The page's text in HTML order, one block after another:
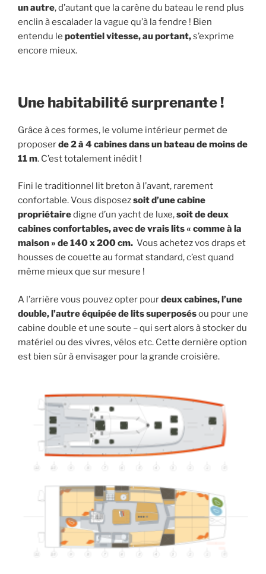
un autre, d’autant que la carène du bateau le rend plus
enclin à escalader la vague qu’à la fendre ! Bien
entendu le potentiel vitesse,au portant,s’exprime
encore mieux.
Une habitabilité surprenante !
Grâce à ces formes, le volume intérieur permet de
proposerde 2 à 4 cabines dans un bateau de moins de
11 m. C’est totalement inédit !
Fini le traditionnel lit breton à l’avant, rarement
confortable. Vous disposezsoit d’une cabine
propriétairedigne d’un yacht de luxe,soit dedeux
cabines confortables, avec de vrais lits « comme à la
maison » de 140 x 200 cm. Vous achetez vos draps et
housses de couette au format standard, c’est quand
même mieux que sur mesure !
A l’arrière vous pouvez opter pourdeux cabines, l’une
double, l’autre équipée de lits superposésou pour une
cabine double et une soute – qui sert alors à stocker du
matériel ou des vivres, vélos etc. Cette dernière option
est bien sûr à envisager pour la grande croisière.